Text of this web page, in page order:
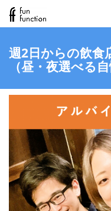
週2日からの飲食
（昼・夜選べる